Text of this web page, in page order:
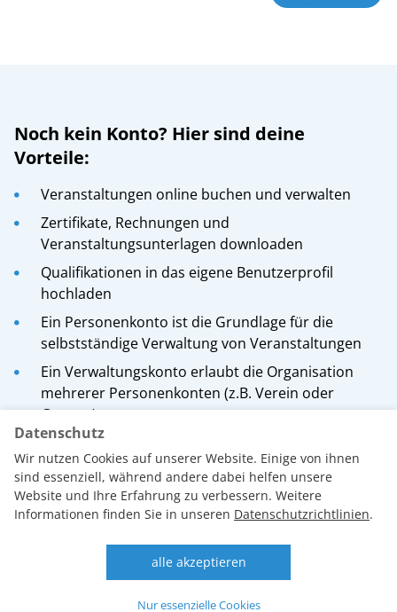
Noch kein Konto? Hier sind deine
Vorteile:
Veranstaltungen online buchen und verwalten
Zertifikate, Rechnungen und
Veranstaltungsunterlagen downloaden
Qualifikationen in das eigene Benutzerprofil
hochladen
Ein Personenkonto ist die Grundlage für die
selbstständige Verwaltung von Veranstaltungen
Ein Verwaltungskonto erlaubt die Organisation
mehrerer Personenkonten (z.B. Verein oder
Gruppe)
Datenschutz
Impressum
Kontakt
Datenschutz
Wir nutzen Cookies auf unserer Website. Einige von ihnen
sind essenziell, während andere dabei helfen unsere
Website und Ihre Erfahrung zu verbessern. Weitere
Informationen finden Sie in unseren Datenschutzrichtlinien.
alle akzeptieren
Nur essenzielle Cookies
Datenschutzrichtlinien
Essenziell